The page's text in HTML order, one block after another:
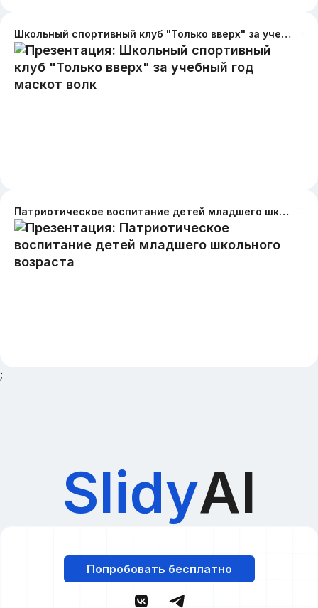
Школьный спортивный клуб "Только вверх" за учебный год маскот волк
Патриотическое воспитание детей младшего школьного возраста
;
SlidyAI
Попробовать бесплатно